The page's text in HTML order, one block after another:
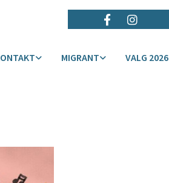
MIGRANT VALG 2026